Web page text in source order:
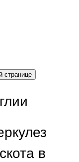
странице
в